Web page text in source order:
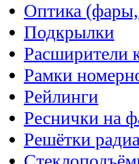
Оптика
Подкрылки
Расширители
Рамки
Рейлинги
Реснички на
Решётки